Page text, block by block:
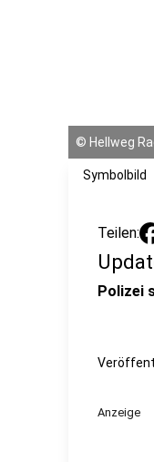
© Hellweg
Symbolbild
Teilen:
Polizei
Anzeige